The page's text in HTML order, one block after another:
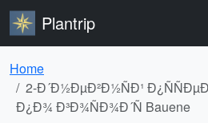
Plantrip
Home
2-Ð´Ð½ÐµÐ²Ð½ÑÐ¹
Ð¿Ð¾ Ð³Ð¾ÑÐ¾Ð´Ñ Bauene